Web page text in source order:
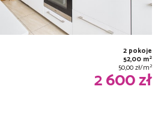
2 pokoje
52,00 m2
50,00 zł/m2
2 600 zł